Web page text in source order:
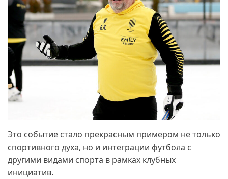
Это событие стало прекрасным примером не только
спортивного духа, но и интеграции футбола с
другими видами спорта в рамках клубных
инициатив.